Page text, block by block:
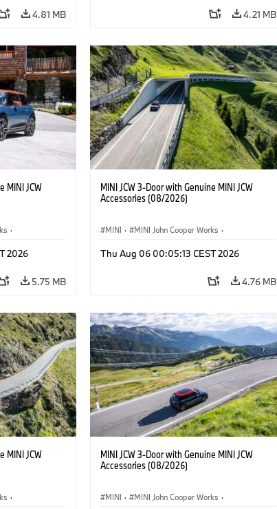
4.81 MB 4.21 MB
MINI JCW
·
2026
5.75 MB
MINI JCW 3-Door with Genuine MINI JCW
Accessories (08/2026)
MINI · MINI John Cooper Works ·
Optional Extras, Accessories
Thu Aug 06 00:05:13 CEST 2026
4.76 MB
MINI JCW
·
MINI JCW 3-Door with Genuine MINI JCW
Accessories (08/2026)
MINI · MINI John Cooper Works ·